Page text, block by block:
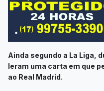
Ainda segundo a La Liga,
leram uma carta em que
ao Real Madrid.